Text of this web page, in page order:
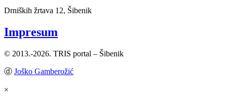
Drniških žrtava 12, Šibenik
Impresum
© 2013.-2026. TRIS portal – Šibenik
ⓓ Joško Gamberožić
×